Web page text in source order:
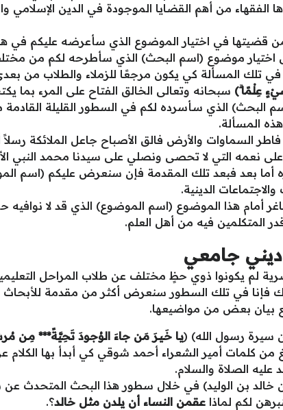
الفقهاء من أهم القضايا الموجودة في الدين
قضيتها في اختيار الموضوع الذي سأعرضه عليكم في
اختيار موضوع (اسم البحث) الذي سأطرحه لكم من مختلف
في تلك المسألة كي يكون مرجعًا للزملاء والطلاب من
عِلْمًا ) سبحانه وتعالى الخالق الفتاح على المرء بما
البحث) الذي سـأسرده لكم في السطور القليلة القادمة
المسألة.
فاطر السماوات والأرض فالق الأصباح جاعل الملائكة
نعمه التي لا تحصى ونصلي على سيدنا محمد النبي
أما بعد فبعد تلك المقدمة فإن سنعرض عليكم (اسم
الدينية.
أمام هذا الموضوع (اسم الموضوع) الذي قد لا نوافيه
المتكلمين فيه من أهل العلم.
جامعي
لم يكونوا ذوي حظٍ مختلف عن طلاب المراحل
فإنا في تلك السطور سنعرض أكثر من مقدمة للأبحاث
بيان بعض من مواضيعها.
رسول الله) (يـا خَـيـرَ مَن جاءَ الوُجودَ تَحِيَّةً*** مِـن
من كلمات أمير الشعراء أحمد شوقي كي أبدأ بها
الصلاة والسلام.
بن الوليد) في خلال سطور هذا البحث المتحدث عن
لكم لماذا عقمن النساء أن يلدن مثل خالد؟.